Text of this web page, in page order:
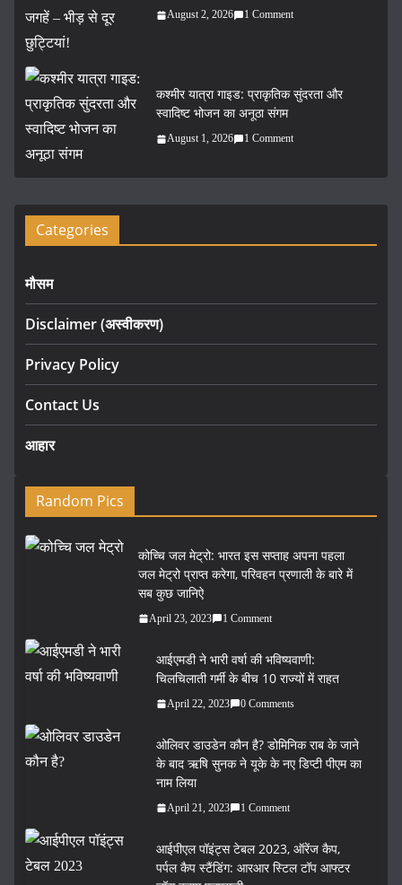
August 2, 2026 1 Comment
कश्मीर यात्रा गाइड: प्राकृतिक सुंदरता और
स्वादिष्ट भोजन का अनूठा संगम
August 1, 2026 1 Comment
Categories
मौसम
Disclaimer (अस्वीकरण)
Privacy Policy
Contact Us
आहार
Random Pics
कोच्चि जल मेट्रो: भारत इस सप्ताह अपना पहला
जल मेट्रो प्राप्त करेगा, परिवहन प्रणाली के बारे में
सब कुछ जानिऐ
April 23, 2023 1 Comment
आईएमडी ने भारी वर्षा की भविष्यवाणी:
चिलचिलाती गर्मी के बीच 10 राज्यों में राहत
April 22, 2023 0 Comments
ओलिवर डाउडेन कौन है? डोमिनिक राब के जाने
के बाद ऋषि सुनक ने यूके के नए डिप्टी पीएम का
नाम लिया
April 21, 2023 1 Comment
आईपीएल पॉइंट्स टेबल 2023, ऑरेंज कैप,
पर्पल कैप स्टैंडिंग: आरआर स्टिल टॉप आफ्टर